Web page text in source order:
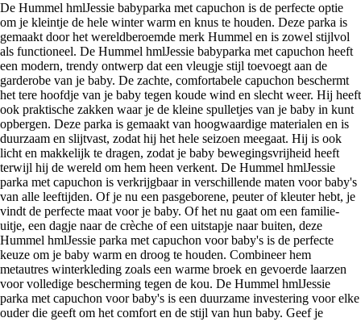
De Hummel hmlJessie babyparka met capuchon is de perfecte optie
om je kleintje de hele winter warm en knus te houden. Deze parka is
gemaakt door het wereldberoemde merk Hummel en is zowel stijlvol
als functioneel. De Hummel hmlJessie babyparka met capuchon heeft
een modern, trendy ontwerp dat een vleugje stijl toevoegt aan de
garderobe van je baby. De zachte, comfortabele capuchon beschermt
het tere hoofdje van je baby tegen koude wind en slecht weer. Hij heeft
ook praktische zakken waar je de kleine spulletjes van je baby in kunt
opbergen. Deze parka is gemaakt van hoogwaardige materialen en is
duurzaam en slijtvast, zodat hij het hele seizoen meegaat. Hij is ook
licht en makkelijk te dragen, zodat je baby bewegingsvrijheid heeft
terwijl hij de wereld om hem heen verkent. De Hummel hmlJessie
parka met capuchon is verkrijgbaar in verschillende maten voor baby's
van alle leeftijden. Of je nu een pasgeborene, peuter of kleuter hebt, je
vindt de perfecte maat voor je baby. Of het nu gaat om een familie-
uitje, een dagje naar de crèche of een uitstapje naar buiten, deze
Hummel hmlJessie parka met capuchon voor baby's is de perfecte
keuze om je baby warm en droog te houden. Combineer hem
metautres winterkleding zoals een warme broek en gevoerde laarzen
voor volledige bescherming tegen de kou. De Hummel hmlJessie
parka met capuchon voor baby's is een duurzame investering voor elke
ouder die geeft om het comfort en de stijl van hun baby. Geef je